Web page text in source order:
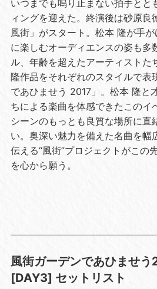
いつまでも鳴り止まない拍手とと
ィングを迎えた。終演後は砂原良
風街」がスタート。松本 隆が手
に楽しむオーディエンスの姿も多
ル、年齢を超えたアーティストた
隆作品をそれぞれのスタイルで表
であひませう 2017」。松本 隆と
ちによる楽曲を体感できたこのイ
シーンのもっとも良質な場所に直
い。奥深い魅力を備えた名曲を幅
伝える“風街”プロジェクトがこの
を心から願う。
風街ガーデンであひませ
[DAY3] セットリスト